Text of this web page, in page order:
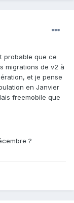
probable que ce
migrations de v2 à
et je pense
en Janvier
freemobile que
?